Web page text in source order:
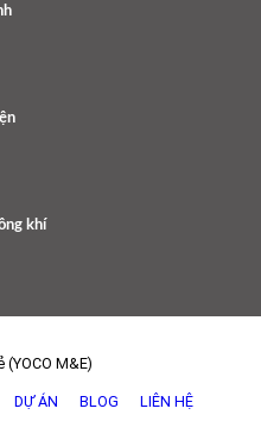
khí
M&E)
DỰ ÁN BLOG LIÊN HỆ